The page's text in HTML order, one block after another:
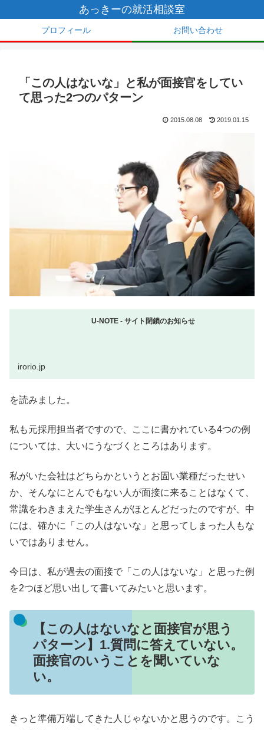
あっきーの就活相談室
プロフィール お問い合わせ
「この人はないな」と私が面接官をしてい
て思った2つのパターン
2015.08.08 2019.01.15
U-NOTE - サイト閉鎖のお知らせ
irorio.jp
を読みました。
私も元採用担当者ですので、ここに書かれている4つの例
については、大いにうなづくところはあります。
私がいた会社はどちらかというとお固い業種だったせい
か、そんなにとんでもない人が面接に来ることはなくて、
常識をわきまえた学生さんがほとんどだったのですが、中
には、確かに「この人はないな」と思ってしまった人もな
いではありません。
今日は、私が過去の面接で「この人はないな」と思った例
を2つほど思い出して書いてみたいと思います。
【この人はないなと面接官が思う
パターン】1.質問に答えていない。
面接官のいうことを聞いていな
い。
きっと準備万端してきた人じゃないかと思うのです。こう